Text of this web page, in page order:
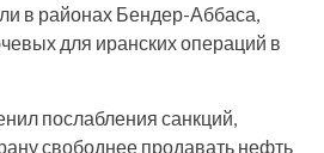
в районах Бендер-Аббаса,
для иранских операций в
послабления санкций,
свободнее продавать нефть